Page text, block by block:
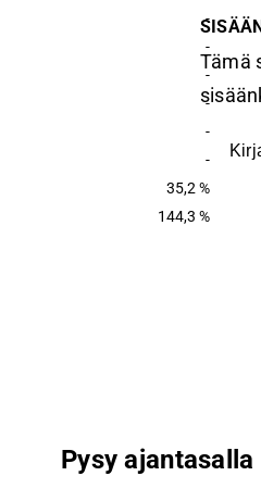
-
-
-
-
-
-
35,2 %
144,3 %
Tämä
Pysy